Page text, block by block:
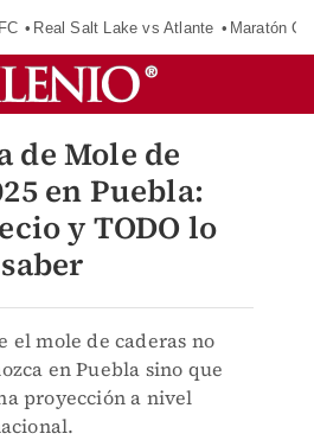
Real Salt Lake vs Atlante Maratón
de Mole de
en Puebla:
y TODO lo
el mole de caderas no
en Puebla sino que
proyección a nivel